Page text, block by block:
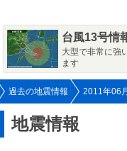
台風13号情
大型で非常に強
ます
過去の地震情報 2011年06
地震情報